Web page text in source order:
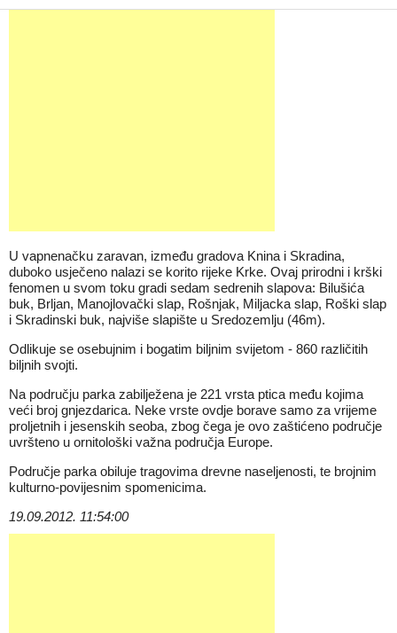
U vapnenačku zaravan, između gradova Knina i Skradina,
duboko usječeno nalazi se korito rijeke Krke. Ovaj prirodni i krški
fenomen u svom toku gradi sedam sedrenih slapova: Bilušića
buk, Brljan, Manojlovački slap, Rošnjak, Miljacka slap, Roški slap
i Skradinski buk, najviše slapište u Sredozemlju (46m).
Odlikuje se osebujnim i bogatim biljnim svijetom - 860 različitih
biljnih svojti.
Na području parka zabilježena je 221 vrsta ptica među kojima
veći broj gnjezdarica. Neke vrste ovdje borave samo za vrijeme
proljetnih i jesenskih seoba, zbog čega je ovo zaštićeno područje
uvršteno u ornitološki važna područja Europe.
Područje parka obiluje tragovima drevne naseljenosti, te brojnim
kulturno-povijesnim spomenicima.
19.09.2012. 11:54:00